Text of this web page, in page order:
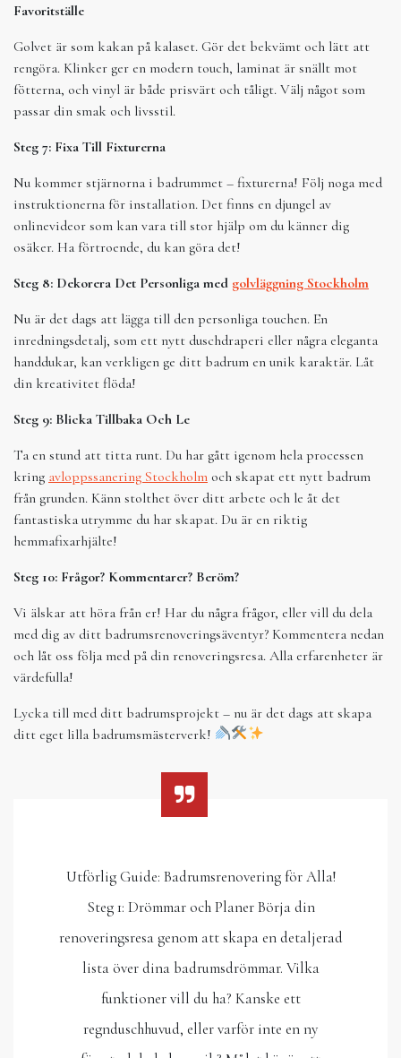
Favoritställe
Golvet är som kakan på kalaset. Gör det bekvämt och lätt att
rengöra. Klinker ger en modern touch, laminat är snällt mot
fötterna, och vinyl är både prisvärt och tåligt. Välj något som
passar din smak och livsstil.
Steg 7: Fixa Till Fixturerna
Nu kommer stjärnorna i badrummet – fixturerna! Följ noga med
instruktionerna för installation. Det finns en djungel av
onlinevideor som kan vara till stor hjälp om du känner dig
osäker. Ha förtroende, du kan göra det!
Steg 8: Dekorera Det Personliga med golvläggning Stockholm
Nu är det dags att lägga till den personliga touchen. En
inredningsdetalj, som ett nytt duschdraperi eller några eleganta
handdukar, kan verkligen ge ditt badrum en unik karaktär. Låt
din kreativitet flöda!
Steg 9: Blicka Tillbaka Och Le
Ta en stund att titta runt. Du har gått igenom hela processen
kring avloppssanering Stockholm och skapat ett nytt badrum
från grunden. Känn stolthet över ditt arbete och le åt det
fantastiska utrymme du har skapat. Du är en riktig
hemmafixarhjälte!
Steg 10: Frågor? Kommentarer? Beröm?
Vi älskar att höra från er! Har du några frågor, eller vill du dela
med dig av ditt badrumsrenoveringsäventyr? Kommentera nedan
och låt oss följa med på din renoveringsresa. Alla erfarenheter är
värdefulla!
Lycka till med ditt badrumsprojekt – nu är det dags att skapa
ditt eget lilla badrumsmästerverk!
Utförlig Guide: Badrumsrenovering för Alla!
Steg 1: Drömmar och Planer Börja din
renoveringsresa genom att skapa en detaljerad
lista över dina badrumsdrömmar. Vilka
funktioner vill du ha? Kanske ett
regnduschhuvud, eller varför inte en ny